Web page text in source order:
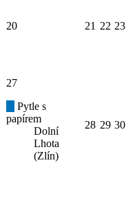
20 21 22 23
27
Pytle s
papírem
Dolní
Lhota
(Zlín)
28 29 30